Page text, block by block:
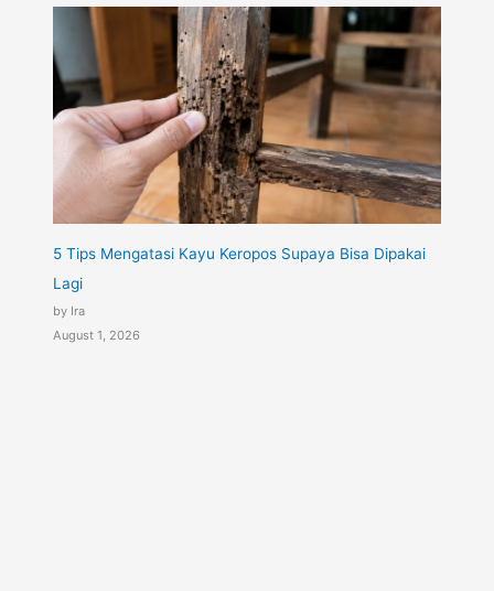
5 Tips Mengatasi Kayu Keropos Supaya Bisa Dipakai
Lagi
by Ira
August 1, 2026